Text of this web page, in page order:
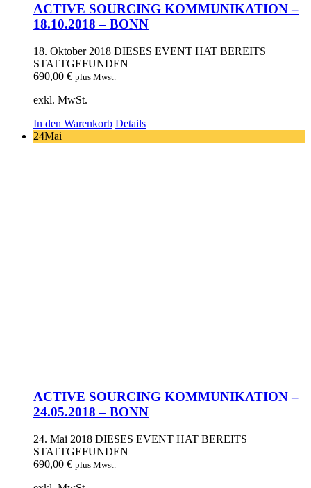
ACTIVE SOURCING KOMMUNIKATION –
18.10.2018 – BONN
18. Oktober 2018 DIESES EVENT HAT BEREITS
STATTGEFUNDEN
690,00 € plus Mwst.
exkl. MwSt.
In den Warenkorb Details
24Mai
ACTIVE SOURCING KOMMUNIKATION –
24.05.2018 – BONN
24. Mai 2018 DIESES EVENT HAT BEREITS
STATTGEFUNDEN
690,00 € plus Mwst.